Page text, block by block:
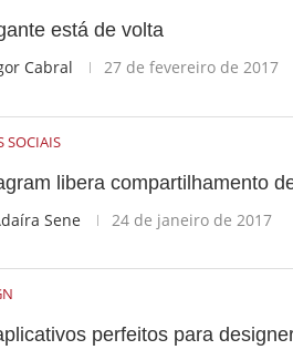
está de volta
Cabral 27 de fevereiro de 2017
SOCIAIS
libera compartilhamento
Sene 24 de janeiro de 2017
perfeitos para